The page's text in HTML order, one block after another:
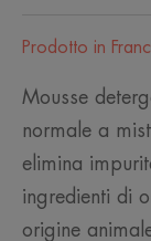
Prodotto in
Mousse
normale a
elimina
ingredienti di
origine